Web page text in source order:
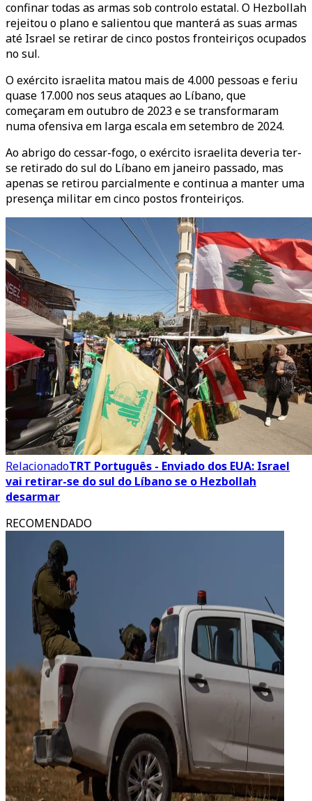
confinar todas as armas sob controlo estatal. O Hezbollah
rejeitou o plano e salientou que manterá as suas armas
até Israel se retirar de cinco postos fronteiriços ocupados
no sul.
O exército israelita matou mais de 4.000 pessoas e feriu
quase 17.000 nos seus ataques ao Líbano, que
começaram em outubro de 2023 e se transformaram
numa ofensiva em larga escala em setembro de 2024.
Ao abrigo do cessar-fogo, o exército israelita deveria ter-
se retirado do sul do Líbano em janeiro passado, mas
apenas se retirou parcialmente e continua a manter uma
presença militar em cinco postos fronteiriços.
RelacionadoTRT Português - Enviado dos EUA: Israel
vai retirar-se do sul do Líbano se o Hezbollah
desarmar
RECOMENDADO